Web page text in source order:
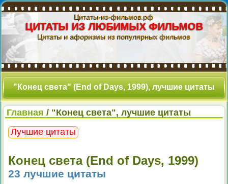
Цитаты-из-фильмов.рф
ЦИТАТЫ ИЗ ЛЮБИМЫХ ФИЛЬМОВ
Цитаты и афоризмы из популярных фильмов
"Конец света" (End of Days, 1999), лучшие цитаты
Главная / "Конец света", лучшие цитаты
Лучшие цитаты
Конец света (End of Days, 1999)
23 лучшие цитаты